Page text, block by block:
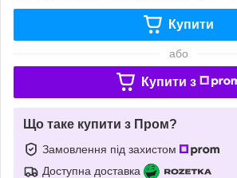
Купити
або
Купити з
Що таке купити з Пром?
Замовлення під захистом
Доступна доставка